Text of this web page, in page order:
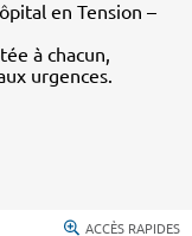
en Tension –
à chacun,
urgences.
ACCÈS RAPIDES